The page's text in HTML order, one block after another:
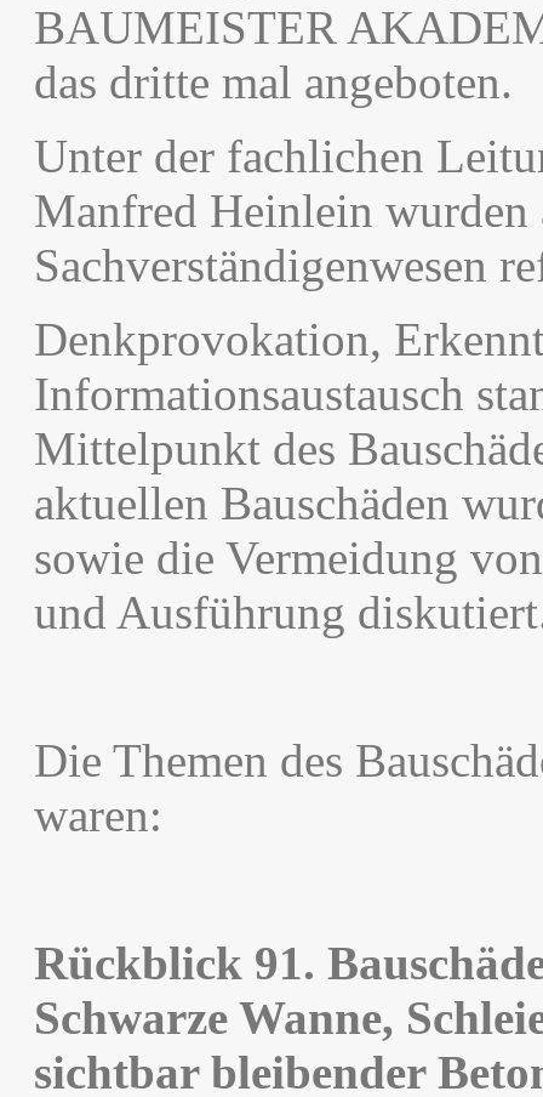
BAUMEISTER
das dritte mal angeboten.
Unter der fachlichen
Manfred Heinlein wurden
Sachverständigenwesen
Denkprovokation,
Informationsaustausch
Mittelpunkt des
aktuellen Bauschäden
sowie die Vermeidung
und Ausführung
Die Themen des
waren:
Rückblick 91.
Schwarze Wanne,
sichtbar bleibender